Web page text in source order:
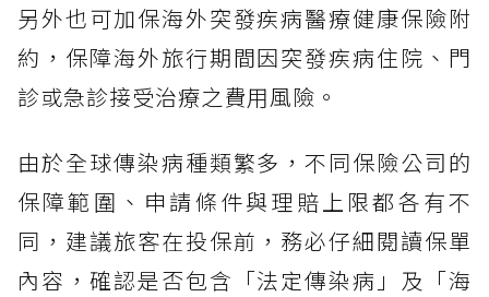
另外也可加保海外突發疾病醫療健康保險附
約，保障海外旅行期間因突發疾病住院、門
診或急診接受治療之費用風險。
由於全球傳染病種類繁多，不同保險公司的
保障範圍、申請條件與理賠上限都各有不
同，建議旅客在投保前，務必仔細閱讀保單
內容，確認是否包含「法定傳染病」及「海